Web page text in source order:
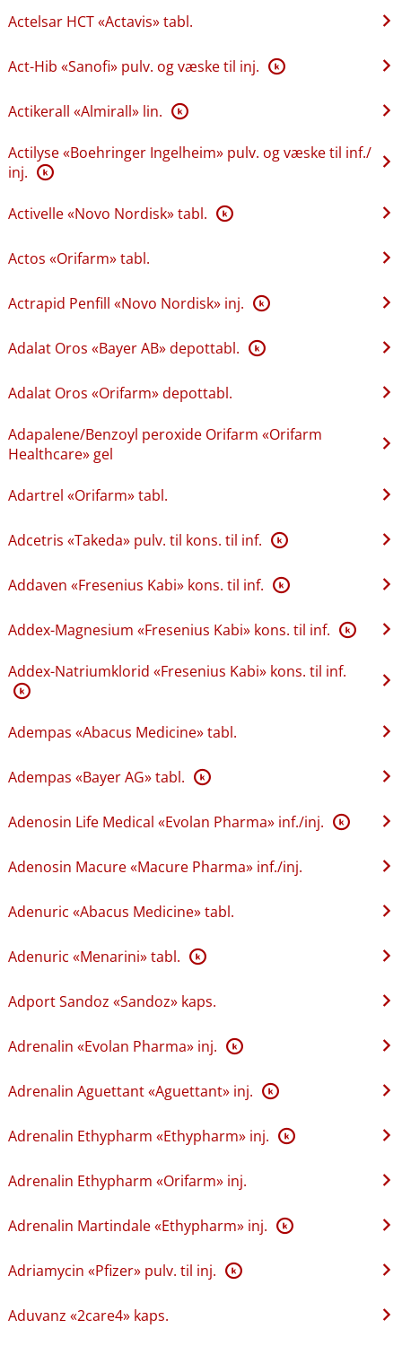
Actelsar HCT «Actavis» tabl.
Act-Hib «Sanofi» pulv. og væske til inj. K
Actikerall «Almirall» lin. K
Actilyse «Boehringer Ingelheim» pulv. og væske til inf.​/​
inj. K
Activelle «Novo Nordisk» tabl. K
Actos «Orifarm» tabl.
Actrapid Penfill «Novo Nordisk» inj. K
Adalat Oros «Bayer AB» depottabl. K
Adalat Oros «Orifarm» depottabl.
Adapalene​/​Benzoyl peroxide Orifarm «Orifarm
Healthcare» gel
Adartrel «Orifarm» tabl.
Adcetris «Takeda» pulv. til kons. til inf. K
Addaven «Fresenius Kabi» kons. til inf. K
Addex-Magnesium «Fresenius Kabi» kons. til inf. K
Addex-Natriumklorid «Fresenius Kabi» kons. til inf.
K
Adempas «Abacus Medicine» tabl.
Adempas «Bayer AG» tabl. K
Adenosin Life Medical «Evolan Pharma» inf.​/​inj. K
Adenosin Macure «Macure Pharma» inf.​/​inj.
Adenuric «Abacus Medicine» tabl.
Adenuric «Menarini» tabl. K
Adport Sandoz «Sandoz» kaps.
Adrenalin «Evolan Pharma» inj. K
Adrenalin Aguettant «Aguettant» inj. K
Adrenalin Ethypharm «Ethypharm» inj. K
Adrenalin Ethypharm «Orifarm» inj.
Adrenalin Martindale «Ethypharm» inj. K
Adriamycin «Pfizer» pulv. til inj. K
Aduvanz «2care4» kaps.